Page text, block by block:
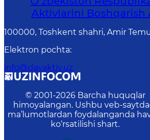
Aktivlarini Boshqarish
100000, Toshkent shahri, Amir
Elektron pochta:
info@davaktiv.uz
© 2001-2026 Barcha huquqlar
himoyalangan. Ushbu veb-
ma’lumotlardan foydalanganda
ko‘rsatilishi shart.